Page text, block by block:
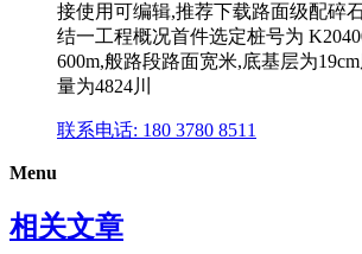
接使用可编辑,推荐下载路面级配碎
结一工程概况首件选定桩号为
600m,般路段路面宽米,底基层为
量为4824川
联系电话: 180 3780 8511
Menu
相关文章